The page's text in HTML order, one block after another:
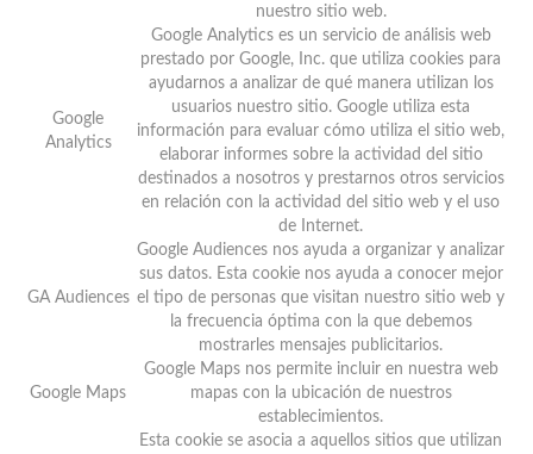
nuestro sitio web.
Google
Analytics
Google Analytics es un servicio de análisis web
prestado por Google, Inc. que utiliza cookies para
ayudarnos a analizar de qué manera utilizan los
usuarios nuestro sitio. Google utiliza esta
información para evaluar cómo utiliza el sitio web,
elaborar informes sobre la actividad del sitio
destinados a nosotros y prestarnos otros servicios
en relación con la actividad del sitio web y el uso
de Internet.
GA Audiences
Google Audiences nos ayuda a organizar y analizar
sus datos. Esta cookie nos ayuda a conocer mejor
el tipo de personas que visitan nuestro sitio web y
la frecuencia óptima con la que debemos
mostrarles mensajes publicitarios.
Google Maps
Google Maps nos permite incluir en nuestra web
mapas con la ubicación de nuestros
establecimientos.
Esta cookie se asocia a aquellos sitios que utilizan